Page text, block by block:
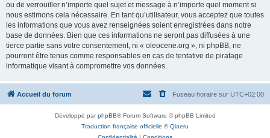
ou de verrouiller n’importe quel sujet et message à n’importe quel moment si
nous estimons cela nécessaire. En tant qu’utilisateur, vous acceptez que toutes
les informations que vous avez renseignées soient enregistrées dans notre
base de données. Bien que ces informations ne seront pas diffusées à une
tierce partie sans votre consentement, ni « oleocene.org », ni phpBB, ne
pourront être tenus comme responsables en cas de tentative de piratage
informatique visant à compromettre vos données.
Accueil du forum Fuseau horaire sur UTC+02:00
Développé parphpBB® Forum Software © phpBB Limited
Traduction française officielle ©Qiaeru